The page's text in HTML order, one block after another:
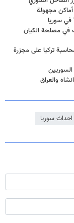
أماكن مجهولة
في سوريا
في مصلحة الکیان
تركيا على مجزرة
السوريين
والعراق
احداث سوريا